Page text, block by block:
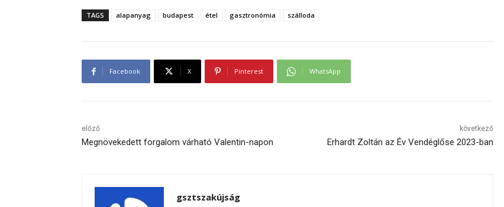
TAGS alapanyag budapest étel gasztronómia szálloda
Facebook X Pinterest WhatsApp
előző
Megnövekedett forgalom várható Valentin-napon
következő
Erhardt Zoltán az Év Vendéglőse 2023-ban
gsztszakújság